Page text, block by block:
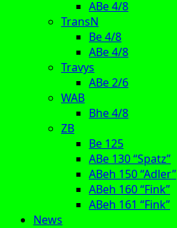
ABe 4/8
TransN
Be 4/8
ABe 4/8
Travys
ABe 2/6
WAB
Bhe 4/8
ZB
Be 125
ABe 130 “Spatz”
ABeh 150 “Adler”
ABeh 160 “Fink”
ABeh 161 “Fink”
News